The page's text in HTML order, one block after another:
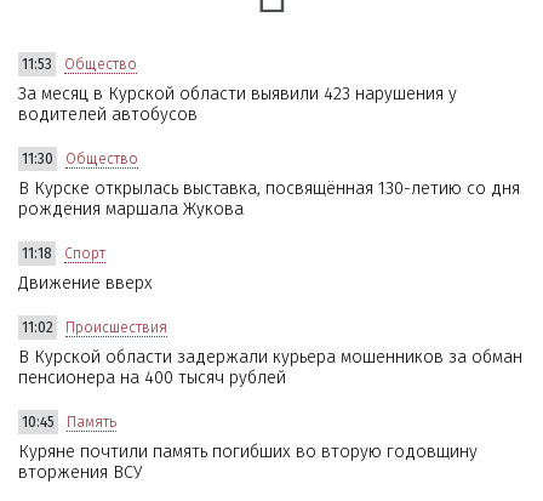
11:53 Общество
За месяц в Курской области выявили 423 нарушения у
водителей автобусов
11:30 Общество
В Курске открылась выставка, посвящённая 130-летию со дня
рождения маршала Жукова
11:18 Спорт
Движение вверх
11:02 Происшествия
В Курской области задержали курьера мошенников за обман
пенсионера на 400 тысяч рублей
10:45 Память
Куряне почтили память погибших во вторую годовщину
вторжения ВСУ